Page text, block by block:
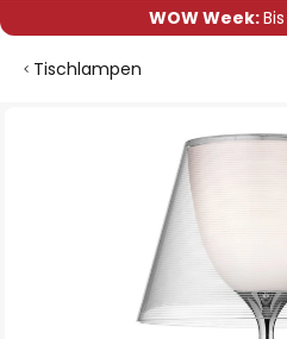
WOW Week:
Tischlampen